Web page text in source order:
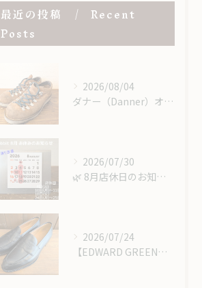
最近の投稿
Recent
Posts
2026/08/04
ダナー（Danner）オールソール｜レザーミッドソール＆USビブラム＃148で重厚感あるカスタム修理
2026/07/30
​🌿 8月店休日のお知らせ 🌿
2026/07/24
【EDWARD GREEN】エドワードグリーンのローファーにハーフラバー＆ヴィンテージスチール取り付け！